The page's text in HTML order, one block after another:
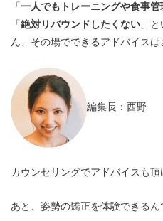
「一人でもトレーニングや食事
「絶対リバウンドしたくない 」
ん、その場でできるアドバイスは
編集長：西野
カウンセリングでアドバイスも頂
あと、姿勢の矯正を体験できるん